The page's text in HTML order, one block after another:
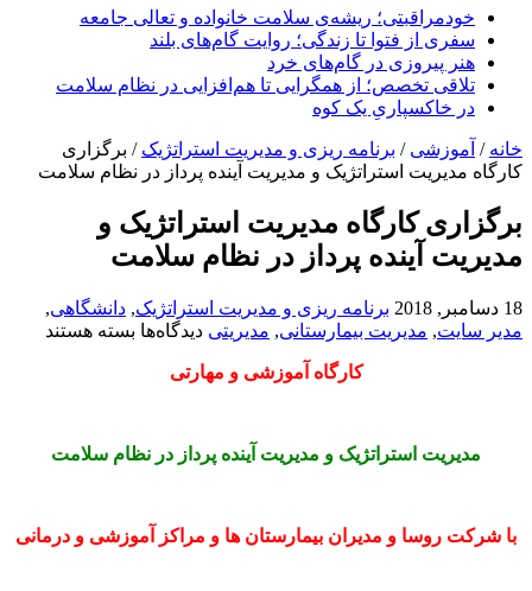
خودمراقبتی؛ ریشه‌ی سلامت خانواده و تعالی جامعه
سفری از فتوا تا زندگی؛ روایت گام‌های بلند
هنر پیروزی در گام‌های خرد
تلاقی تخصص؛ از همگرایی تا هم‌افزایی در نظام سلامت
در خاکسپاریِ یک کوه
خانه / آموزشی / برنامه ریزی و مدیریت استراتژیک / برگزاری
کارگاه مدیریت استراتژیک و مدیریت آینده پرداز در نظام سلامت
برگزاری کارگاه مدیریت استراتژیک و
مدیریت آینده پرداز در نظام سلامت
18 دسامبر, 2018 برنامه ریزی و مدیریت استراتژیک, دانشگاهی,
مدیر سایت, مدیریت بیمارستانی, مدیریتی دیدگاه‌ها برای
و
مدیریت
در
بسته هستند
کارگاه آموزشی و مهارتی
مدیریت استراتژیک و مدیریت آینده پرداز در نظام سلامت
با شرکت روسا و مدیران بیمارستان ها و مراکز آموزشی و درمانی